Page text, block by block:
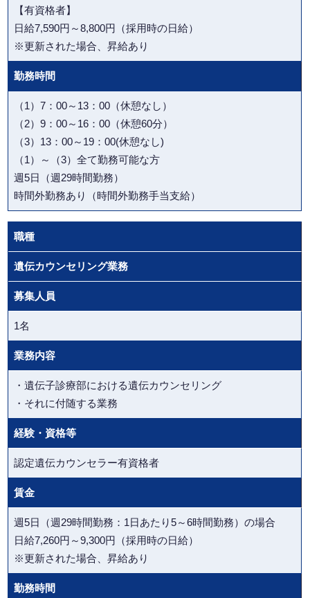
【有資格者】
日給7,590円～8,800円（採用時の日給）
※更新された場合、昇給あり
勤務時間
（1）7：00～13：00（休憩なし）
（2）9：00～16：00（休憩60分）
（3）13：00～19：00(休憩なし)
（1）～（3）全て勤務可能な方
週5日（週29時間勤務）
時間外勤務あり（時間外勤務手当支給）
職種
遺伝カウンセリング業務
募集人員
1名
業務内容
・遺伝子診療部における遺伝カウンセリング
・それに付随する業務
経験・資格等
認定遺伝カウンセラー有資格者
賃金
週5日（週29時間勤務：1日あたり5～6時間勤務）の場合
日給7,260円～9,300円（採用時の日給）
※更新された場合、昇給あり
勤務時間